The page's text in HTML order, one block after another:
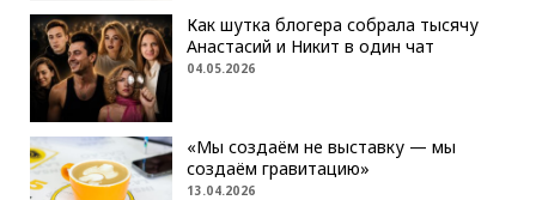
Как шутка блогера собрала тысячу
Анастасий и Никит в один чат
04.05.2026
«Мы создаём не выставку — мы
создаём гравитацию»
13.04.2026